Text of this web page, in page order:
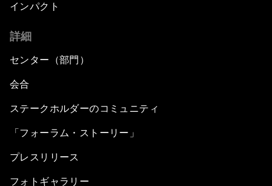
インパクト
詳細
センター（部門）
会合
ステークホルダーのコミュニティ
「フォーラム・ストーリー」
プレスリリース
フォトギャラリー